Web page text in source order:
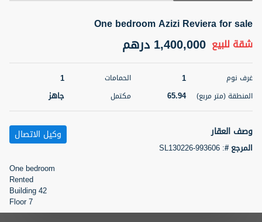
2BR Golf, Pool & Villa View | 3 Bathrooms | 1,274.77 Sq
Ft | Ellington House II
للبيع 4,100,000 درهم
22
2
3
المنطقة (متر
مربع)
118.34
غير مفروش /ة
5 أشهر +
One bedroom Azizi Reviera for sale
شقة للبيع 1,400,000 درهم
غرف نوم 1 الحمامات 1
المنطقة (متر مربع) 65.94 مكتمل جاهز
وصف العقار
المرجع #:
SL130226-993606
وكيل الاتصال
One bedroom
Rented
Building 42
Floor 7
خريطة